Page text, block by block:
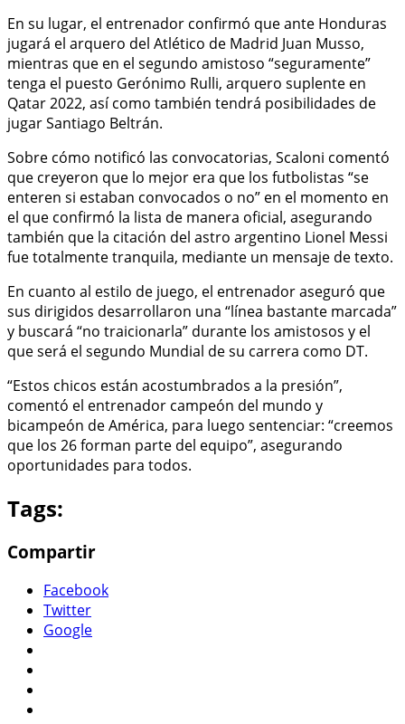
En su lugar, el entrenador confirmó que ante Honduras
jugará el arquero del Atlético de Madrid Juan Musso,
mientras que en el segundo amistoso “seguramente”
tenga el puesto Gerónimo Rulli, arquero suplente en
Qatar 2022, así como también tendrá posibilidades de
jugar Santiago Beltrán.
Sobre cómo notificó las convocatorias, Scaloni comentó
que creyeron que lo mejor era que los futbolistas “se
enteren si estaban convocados o no” en el momento en
el que confirmó la lista de manera oficial, asegurando
también que la citación del astro argentino Lionel Messi
fue totalmente tranquila, mediante un mensaje de texto.
En cuanto al estilo de juego, el entrenador aseguró que
sus dirigidos desarrollaron una “línea bastante marcada”
y buscará “no traicionarla” durante los amistosos y el
que será el segundo Mundial de su carrera como DT.
“Estos chicos están acostumbrados a la presión”,
comentó el entrenador campeón del mundo y
bicampeón de América, para luego sentenciar: “creemos
que los 26 forman parte del equipo”, asegurando
oportunidades para todos.
Tags:
Compartir
Facebook
Twitter
Google